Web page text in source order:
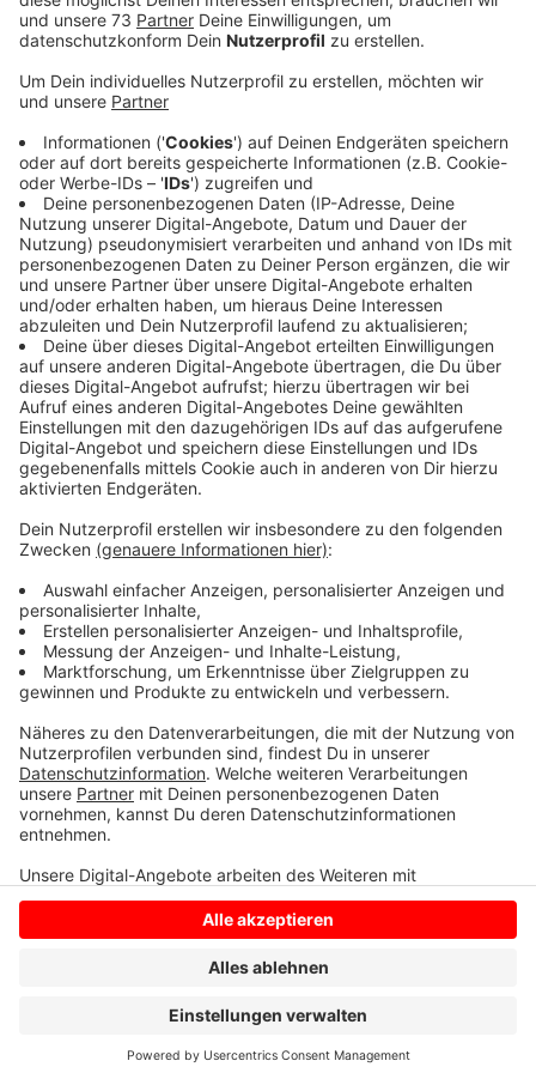
Veröffentlicht:Mittwoch, 14.08.2024 05:48
Anzeige
Wichtige Rolle für den Standort Legden
Anzeige
Die neue Gasfernleitung Zeelink stellt eine Verbindung
zum LNG-Terminal in belgischen Zeebrügge her. Für
den Transport von Gasen über große Entfernungen
sind Verdichterstationen nötig, wie jetzt in Legden. Sie
sorgen für den erforderlichen Druck, denn beim
Transport reiben die Moleküle des Gases aneinander
und der Druck an der Innenseite der Leitung nimmt ab.
Die Legdener Verdichterstation nimmt deshalb eine
wichtige Rolle ein für eine stabile und zuverlässige
Belieferung von Haushalten, Industrie und
Gewerbekunden, heißt es von Open Grid Europe.
Anzeige
Anzeige